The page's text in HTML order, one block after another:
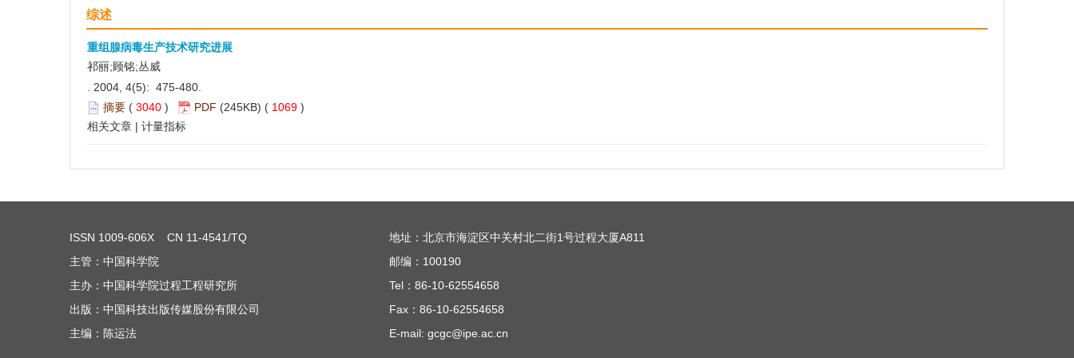
综述
重组腺病毒生产技术研究进展
祁丽;顾铭;丛威
. 2004, 4(5): 475-480.
摘要 ( 3040 ) PDF (245KB) ( 1069 )
相关文章 | 计量指标
ISSN 1009-606X CN 11-4541/TQ
主管：中国科学院
主办：中国科学院过程工程研究所
出版：中国科技出版传媒股份有限公司
主编：陈运法
地址：北京市海淀区中关村北二街1号过程大厦A811
邮编：100190
Tel：86-10-62554658
Fax：86-10-62554658
E-mail: gcgc@ipe.ac.cn